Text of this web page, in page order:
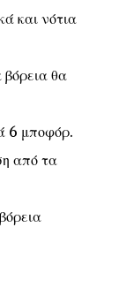
και νότια
βόρεια θα
6 μποφόρ.
από τα